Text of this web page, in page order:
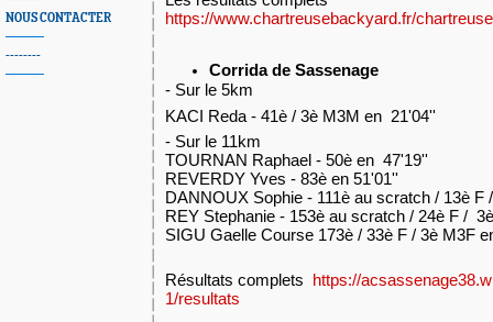
NOUS CONTACTER
--------
https://www.chartreusebackyard.fr/
Corrida de Sassenage
- Sur le 5km
KACI Reda - 41è / 3è M3M en  21'04''
- Sur le 11km
TOURNAN Raphael - 50è en  47'19''
REVERDY Yves - 83è en 51'01''
DANNOUX Sophie - 111è au scratch / 13è F
REY Stephanie - 153è au scratch / 24è F /
SIGU Gaelle Course 173è / 33è F / 3è M3F
Résultats complets https://
1/resultats